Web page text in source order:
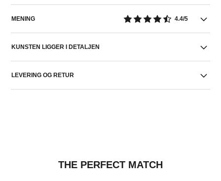
MENING 4.4/5
KUNSTEN LIGGER I DETALJEN
LEVERING OG RETUR
THE PERFECT MATCH